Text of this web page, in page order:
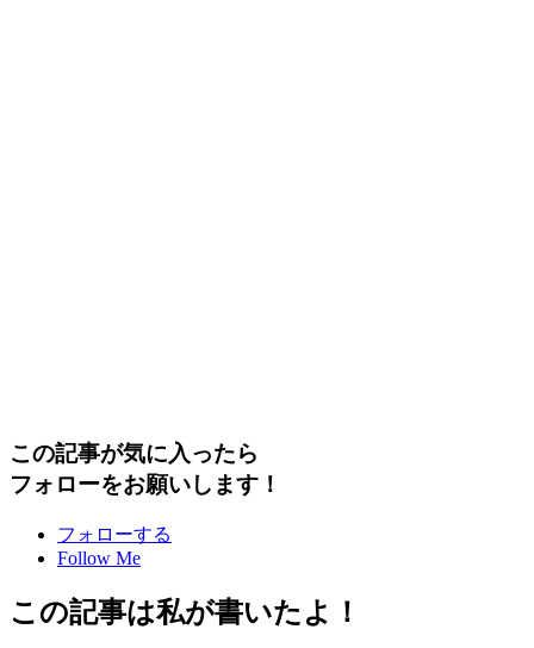
この記事が気に入ったら
フォローをお願いします！
フォローする
Follow Me
この記事は私が書いたよ！